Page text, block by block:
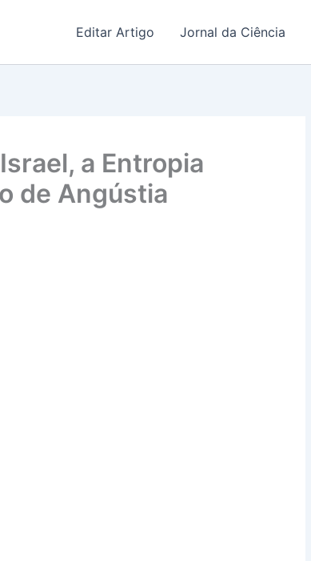
Editar Artigo Jornal da Ciência
a Entropia
de Angústia